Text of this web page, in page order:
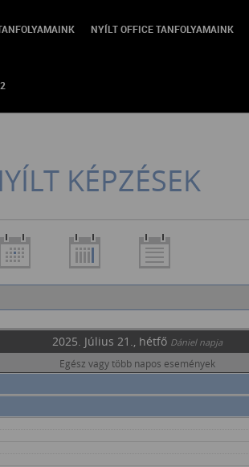
NYÍLT OFFICE TANFOLYAMAINK
KÉPZÉSEK
2025. Július 21., hétfő Dániel napja
Egész vagy több napos események